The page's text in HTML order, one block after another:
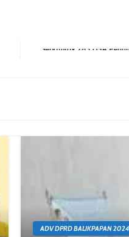
Next Post
ADV DPRD BALIKPAPAN 2024